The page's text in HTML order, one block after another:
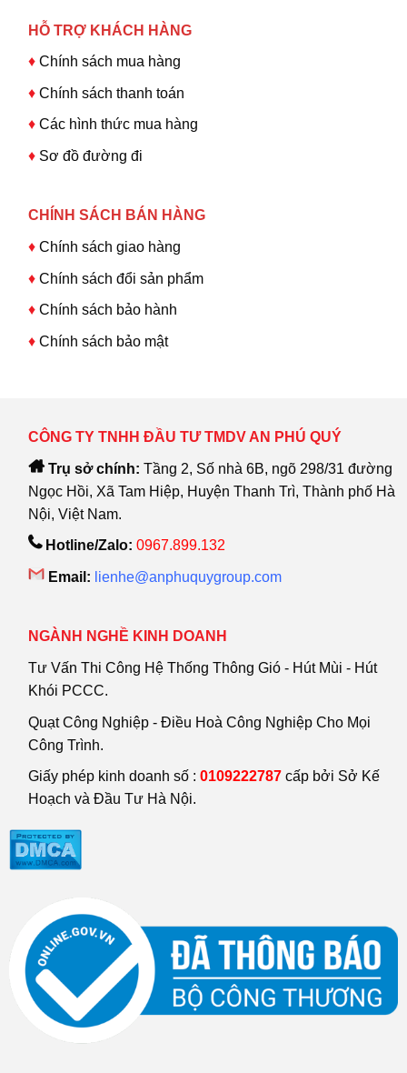
HỖ TRỢ KHÁCH HÀNG
♦Chính sách mua hàng
♦ Chính sách thanh toán
♦ Các hình thức mua hàng
♦ Sơ đồ đường đi
CHÍNH SÁCH BÁN HÀNG
♦ Chính sách giao hàng
♦ Chính sách đổi sản phẩm
♦ Chính sách bảo hành
♦ Chính sách bảo mật
CÔNG TY TNHH ĐẦU TƯ TMDV AN PHÚ QUÝ
Trụ sở chính: Tầng 2, Số nhà 6B, ngõ 298/31 đường
Ngọc Hồi, Xã Tam Hiệp, Huyện Thanh Trì, Thành phố Hà
Nội, Việt Nam.
Hotline/Zalo: 0967.899.132
Email: lienhe@anphuquygroup.com
NGÀNH NGHỀ KINH DOANH
Tư Vấn Thi Công Hệ Thống Thông Gió - Hút Mùi - Hút
Khói PCCC.
Quạt Công Nghiệp - Điều Hoà Công Nghiệp Cho Mọi
Công Trình.
Giấy phép kinh doanh số : 0109222787 cấp bởi Sở Kế
Hoạch và Đầu Tư Hà Nội.